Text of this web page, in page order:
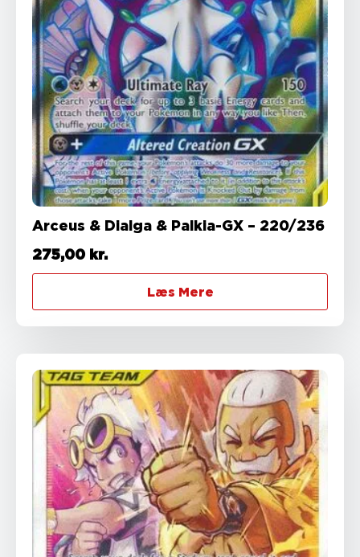
Arceus & Dialga & Palkia-GX – 220/236
275,00 kr.
Læs Mere